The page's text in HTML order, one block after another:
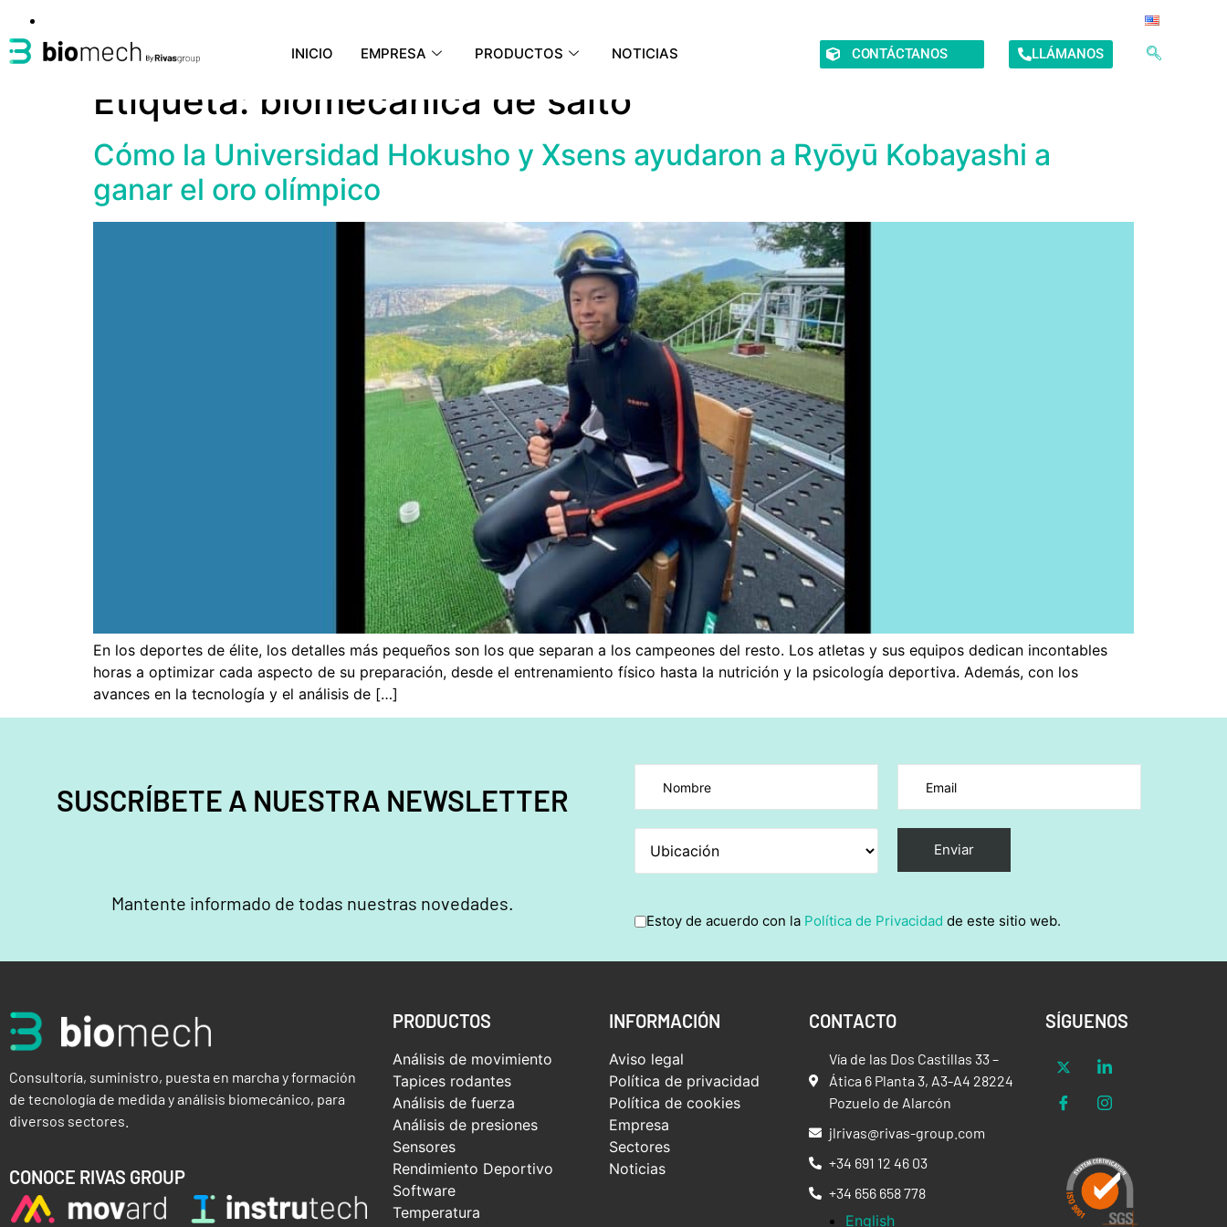
INICIO EMPRESA PRODUCTOS NOTICIAS CONTÁCTANOS LLÁMANOS
Etiqueta: biomecánica de salto
Cómo la Universidad Hokusho y Xsens ayudaron a Ryōyū Kobayashi a
ganar el oro olímpico
En los deportes de élite, los detalles más pequeños son los que separan a los campeones del resto. Los atletas y sus equipos dedican incontables
horas a optimizar cada aspecto de su preparación, desde el entrenamiento físico hasta la nutrición y la psicología deportiva. Además, con los
avances en la tecnología y el análisis de […]
SUSCRÍBETE A NUESTRA NEWSLETTER
Mantente informado de todas nuestras novedades.
Por favor, deja este campo vacío.
Estoy de acuerdo con la Política de Privacidad de este sitio web.
Consultoría, suministro, puesta en marcha y formación
de tecnología de medida y análisis biomecánico, para
diversos sectores.
CONOCE RIVAS GROUP
PRODUCTOS
Análisis de movimiento
Tapices rodantes
Análisis de fuerza
Análisis de presiones
Sensores
Rendimiento Deportivo
Software
Temperatura
INFORMACIÓN
Aviso legal
Política de privacidad
Política de cookies
Empresa
Sectores
Noticias
CONTACTO
Vía de las Dos Castillas 33 –
Ática 6 Planta 3, A3-A4 28224
Pozuelo de Alarcón
jlrivas@rivas-group.com
+34 691 12 46 03
+34 656 658 778
English
SÍGUENOS